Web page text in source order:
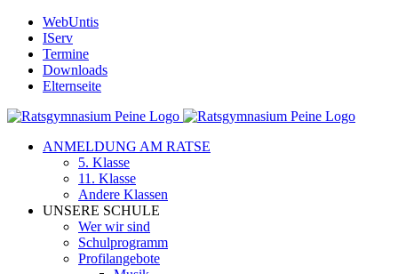
Zum
Inhalt
springen
WebUntis
IServ
Termine
Downloads
Elternseite
ANMELDUNG AM RATSE
5. Klasse
11. Klasse
Andere Klassen
UNSERE SCHULE
Wer wir sind
Schulprogramm
Profilangebote